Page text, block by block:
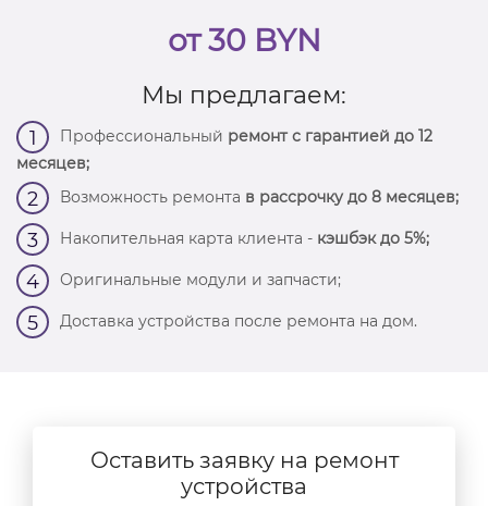
от 30 BYN
Мы предлагаем:
1 Профессиональный ремонт с гарантией до 12
месяцев;
2 Возможность ремонта в рассрочку до 8 месяцев;
3 Накопительная карта клиента - кэшбэк до 5%;
4 Оригинальные модули и запчасти;
5 Доставка устройства после ремонта на дом.
Оставить заявку на ремонт
устройства